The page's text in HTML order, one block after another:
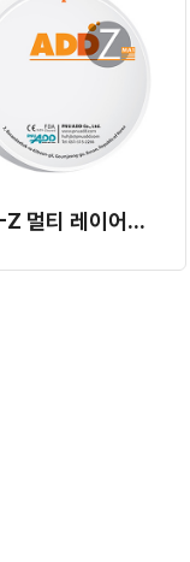
ADD-Z 멀티 레이어드 지르코니아 블럭